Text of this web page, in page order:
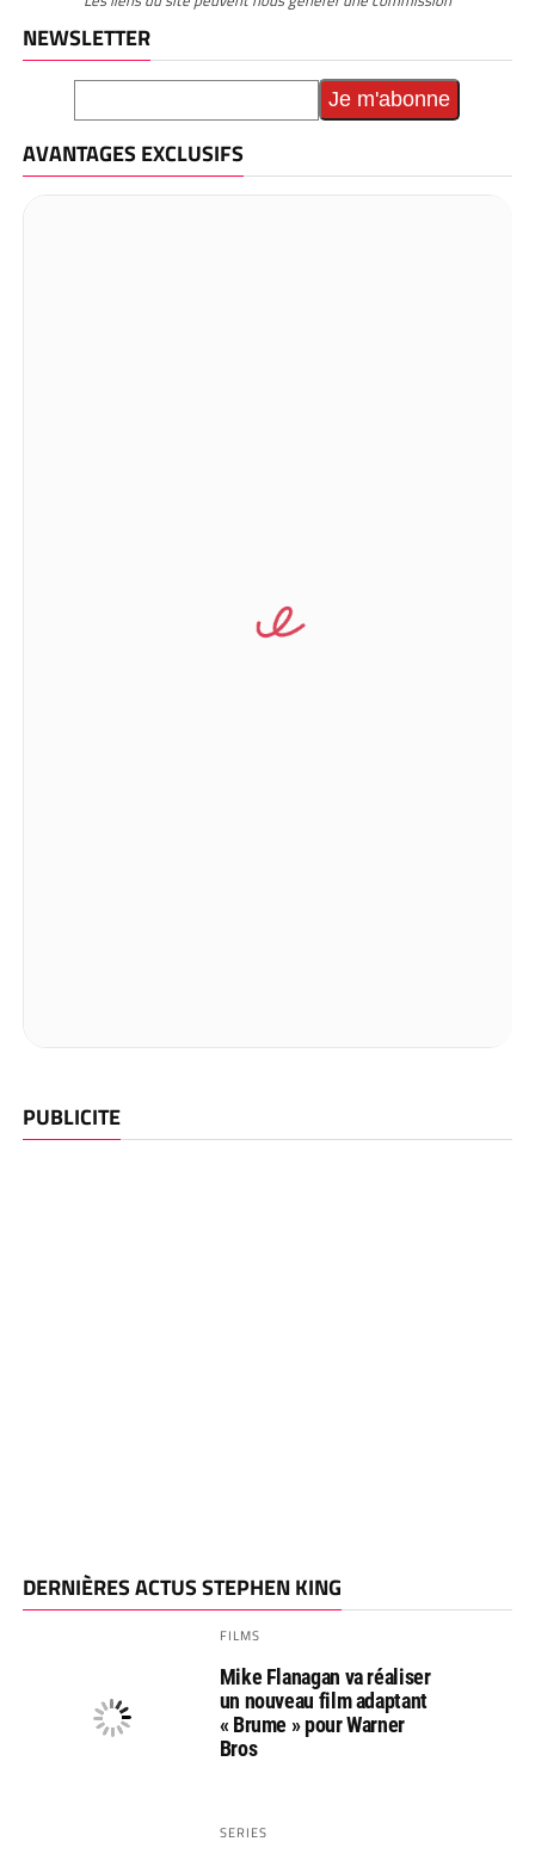
NEWSLETTER
AVANTAGES EXCLUSIFS
PUBLICITE
DERNIÈRES ACTUS STEPHEN KING
FILMS
Mike Flanagan va réaliser
un nouveau film adaptant
« Brume » pour Warner
Bros
SERIES